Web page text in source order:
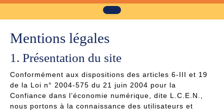
Mentions légales
1. Présentation du site
Conformément aux dispositions des articles 6-III et 19
de la Loi n° 2004-575 du 21 juin 2004 pour la
Confiance dans l’économie numérique, dite L.C.E.N.,
nous portons à la connaissance des utilisateurs et